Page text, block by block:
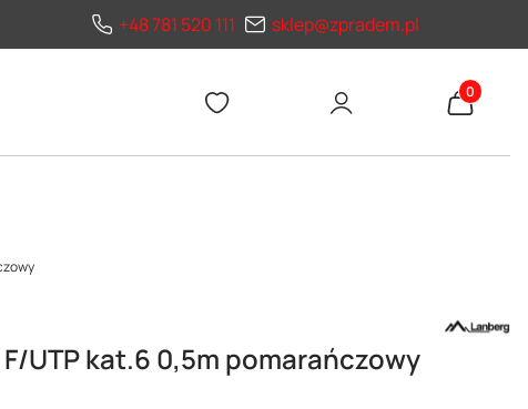
+48 781 520 111 sklep@zpradem.pl
Produkty
UTP kat.6 0,5m pomarańczowy